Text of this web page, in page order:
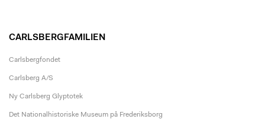
CARLSBERGFAMILIEN
Carlsbergfondet
Carlsberg A/S
Ny Carlsberg Glyptotek
Det Nationalhistoriske Museum på Frederiksborg